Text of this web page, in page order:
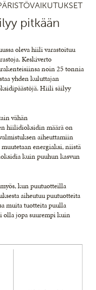
pitkään
oleva hiili varastoituu
Keskiverto
noin 25 tonnia
yhden kuluttajan
Hiili säilyy
vähän
hiilidioksidin määrä on
aiheuttamiin
energiaksi, niistä
kuin puuhun kasvun
kun puutuotteilla
aiheutuu puutuotteita
muita tuotteita puulla
olla jopa suurempi kuin